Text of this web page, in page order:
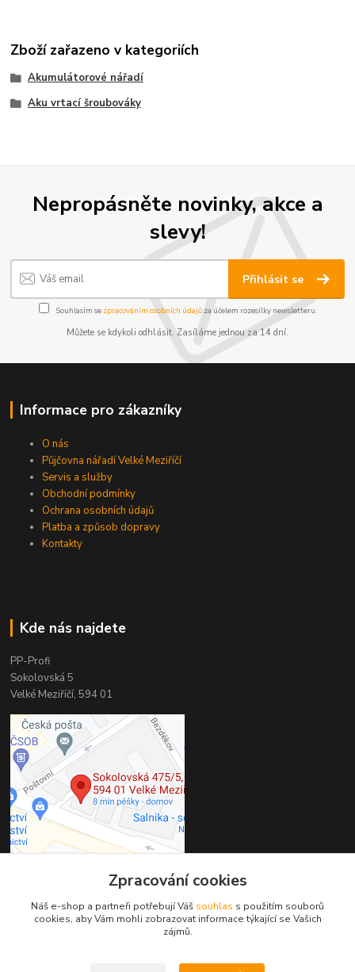
Zboží zařazeno v kategoriích
Akumulátorové nářadí
Aku vrtací šroubováky
Nepropásněte novinky, akce a
slevy!
Přihlásit se
Souhlasím se zpracováním osobních údajůza účelem rozesílky newsletteru.
Můžete se kdykoli odhlásit. Zasíláme jednou za 14 dní.
Informace pro zákazníky
O nás
Půjčovna nářadí Velké Meziříčí
Servis a služby
Obchodní podmínky
Ochrana osobních údajů
Platba a způsob dopravy
Kontakty
Kde nás najdete
PP-Profi
Sokolovská 5
Velké Meziříčí, 594 01
PP-Profi
Zpracování cookies
Náš e-shop a partneři potřebují Váš souhlas s použitím souborů
cookies, aby Vám mohli zobrazovat informace týkající se Vašich
zájmů.